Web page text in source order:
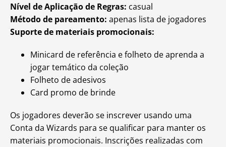
Nível de Aplicação de Regras: casual
Método de pareamento: apenas lista de jogadores
Suporte de materiais promocionais:
Minicard de referência e folheto de aprenda a
jogar temático da coleção
Folheto de adesivos
Card promo de brinde
Os jogadores deverão se inscrever usando uma
Conta da Wizards para se qualificar para manter os
materiais promocionais. Inscrições realizadas com